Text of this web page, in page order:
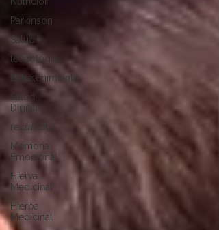
Parkinson
Salud
tecnología
Entretenimiento
Salud
Digital
recuerdos
Memoria
Emocional
Hierva
Medicinal
Hierba
Medicinal